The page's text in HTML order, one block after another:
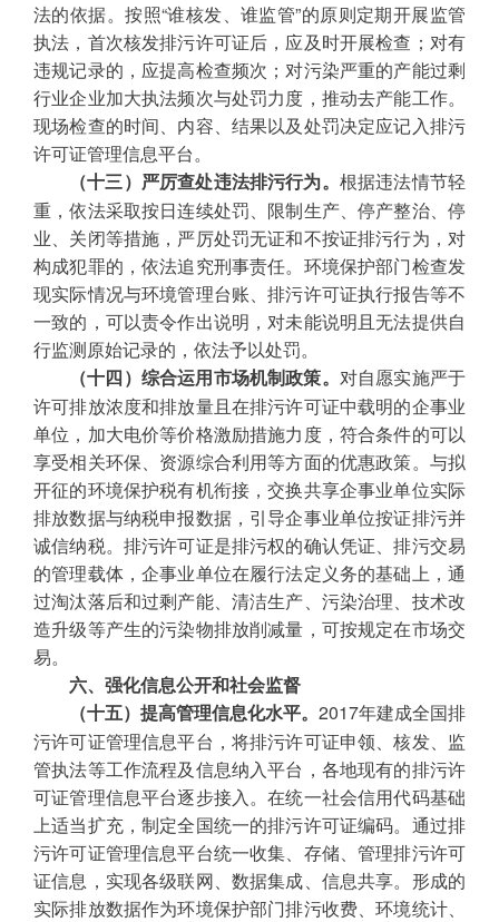
法的依据。按照“谁核发、谁监管”的原则定期开展监管
执法，首次核发排污许可证后，应及时开展检查；对有
违规记录的，应提高检查频次；对污染严重的产能过剩
行业企业加大执法频次与处罚力度，推动去产能工作。
现场检查的时间、内容、结果以及处罚决定应记入排污
许可证管理信息平台。
（十三）严厉查处违法排污行为。 根据违法情节轻
重，依法采取按日连续处罚、限制生产、停产整治、停
业、关闭等措施，严厉处罚无证和不按证排污行为，对
构成犯罪的，依法追究刑事责任。环境保护部门检查发
现实际情况与环境管理台账、排污许可证执行报告等不
一致的，可以责令作出说明，对未能说明且无法提供自
行监测原始记录的，依法予以处罚。
（十四）综合运用市场机制政策。 对自愿实施严于
许可排放浓度和排放量且在排污许可证中载明的企事业
单位，加大电价等价格激励措施力度，符合条件的可以
享受相关环保、资源综合利用等方面的优惠政策。与拟
开征的环境保护税有机衔接，交换共享企事业单位实际
排放数据与纳税申报数据，引导企事业单位按证排污并
诚信纳税。排污许可证是排污权的确认凭证、排污交易
的管理载体，企事业单位在履行法定义务的基础上，通
过淘汰落后和过剩产能、清洁生产、污染治理、技术改
造升级等产生的污染物排放削减量，可按规定在市场交
易。
六、强化信息公开和社会监督
（十五）提高管理信息化水平。 2017年建成全国排
污许可证管理信息平台，将排污许可证申领、核发、监
管执法等工作流程及信息纳入平台，各地现有的排污许
可证管理信息平台逐步接入。在统一社会信用代码基础
上适当扩充，制定全国统一的排污许可证编码。通过排
污许可证管理信息平台统一收集、存储、管理排污许可
证信息，实现各级联网、数据集成、信息共享。形成的
实际排放数据作为环境保护部门排污收费、环境统计、